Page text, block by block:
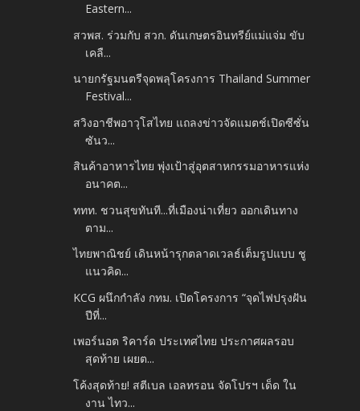
Eastern...
สวพส. ร่วมกับ สวก. ดันเกษตรอินทรีย์แม่แจ่ม ขับ
เคลื...
นายกรัฐมนตรีจุดพลุโครงการ Thailand Summer
Festival...
สวิงอาชีพอาวุโสไทย แถลงข่าวจัดแมตช์เปิดซีซั่น
ซันว...
สินค้าอาหารไทย พุ่งเป้าสู่อุตสาหกรรมอาหารแห่ง
อนาคต...
ททท. ชวนสุขทันที...ที่เมืองน่าเที่ยว ออกเดินทาง
ตาม...
ไทยพาณิชย์ เดินหน้ารุกตลาดเวลธ์เต็มรูปแบบ ชู
แนวคิด...
KCG ผนึกกำลัง กทม. เปิดโครงการ “จุดไฟปรุงฝัน
ปีที่...
เพอร์นอต ริคาร์ด ประเทศไทย ประกาศผลรอบ
สุดท้าย เผยต...
โค้งสุดท้าย! สตีเบล เอลทรอน จัดโปรฯ เด็ด ใน
งาน ไทว...